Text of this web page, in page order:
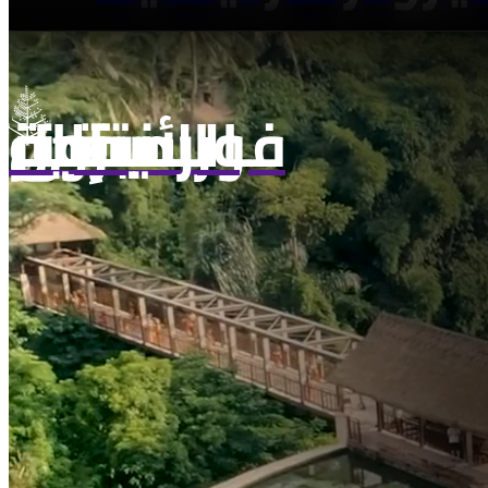
الانتقال إلى صفحة فورسيزونز الرئيسية